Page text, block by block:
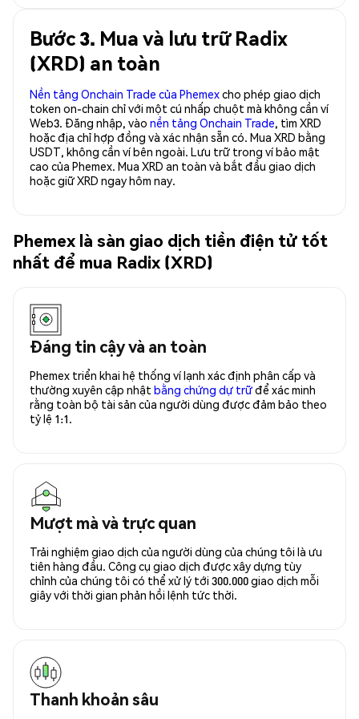
Bước 3. Mua và lưu trữ Radix
(XRD) an toàn
Nền tảng Onchain Trade của Phemexcho phép giao dịch
token on-chain chỉ với một cú nhấp chuột mà không cần ví
Web3. Đăng nhập, vào nền tảng Onchain Trade, tìm XRD
hoặc địa chỉ hợp đồng và xác nhận sẵn có. Mua XRD bằng
USDT, không cần ví bên ngoài. Lưu trữ trong ví bảo mật
cao của Phemex. Mua XRD an toàn và bắt đầu giao dịch
hoặc giữ XRD ngay hôm nay.
Phemex là sàn giao dịch tiền điện tử tốt
nhất để mua Radix (XRD)
Đáng tin cậy và an toàn
Phemex triển khai hệ thống ví lạnh xác định phân cấp và
thường xuyên cập nhật bằng chứng dự trữđể xác minh
rằng toàn bộ tài sản của người dùng được đảm bảo theo
tỷ lệ 1:1.
Mượt mà và trực quan
Trải nghiệm giao dịch của người dùng của chúng tôi là ưu
tiên hàng đầu. Công cụ giao dịch được xây dựng tùy
chỉnh của chúng tôi có thể xử lý tới 300.000 giao dịch mỗi
giây với thời gian phản hồi lệnh tức thời.
Thanh khoản sâu